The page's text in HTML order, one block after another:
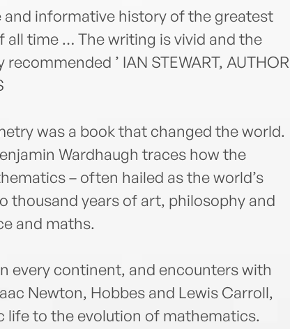
and informative history of the greatest
time … The writing is vivid and the
’ IAN STEWART, AUTHOR
was a book that changed the world.
Wardhaugh traces how the
– often hailed as the world’s
thousand years of art, philosophy and
and maths.
every continent, and encounters with
Newton, Hobbes and Lewis Carroll,
life to the evolution of mathematics.